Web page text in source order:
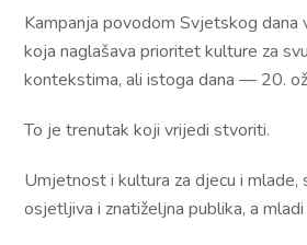
Kampanja povodom Svjetskog dana
koja naglašava prioritet kulture za
kontekstima, ali istoga dana — 20.
To je trenutak koji vrijedi stvoriti.
Umjetnost i kultura za djecu i mlade,
osjetljiva i znatiželjna publika, a